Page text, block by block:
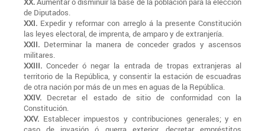
de Diputados.
XXI. Expedir y reformar con arreglo á la presente Constitución
las leyes electoral, de imprenta, de amparo y de extranjería.
XXII. Determinar la manera de conceder grados y ascensos
militares.
XXIII. Conceder ó negar la entrada de tropas extranjeras al
territorio de la República, y consentir la estación de escuadras
de otra nación por más de un mes en aguas de la República.
XXIV. Decretar el estado de sitio de conformidad con la
Constitución.
XXV. Establecer impuestos y contribuciones generales; y en